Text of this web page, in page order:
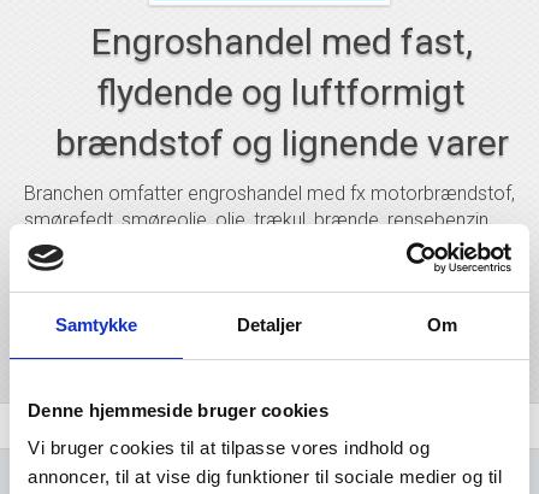
Samtykke Detaljer Om
Denne hjemmeside bruger cookies
Vi bruger cookies til at tilpasse vores indhold og
annoncer, til at vise dig funktioner til sociale medier og til
Engroshandel med fast,
flydende og luftformigt
brændstof og lignende varer
Branchen omfatter engroshandel med fx motorbrændstof,
smørefedt, smøreolie, olie, trækul, brænde, rensebenzin,
flaskegas, vaseline og raffinerede olieprodukter Denne
branche har branchekoden 467100, og ligger under
branchegrupperingen handel .
Del på linkedIn Del på facebook
Udvidet brancheanalyse